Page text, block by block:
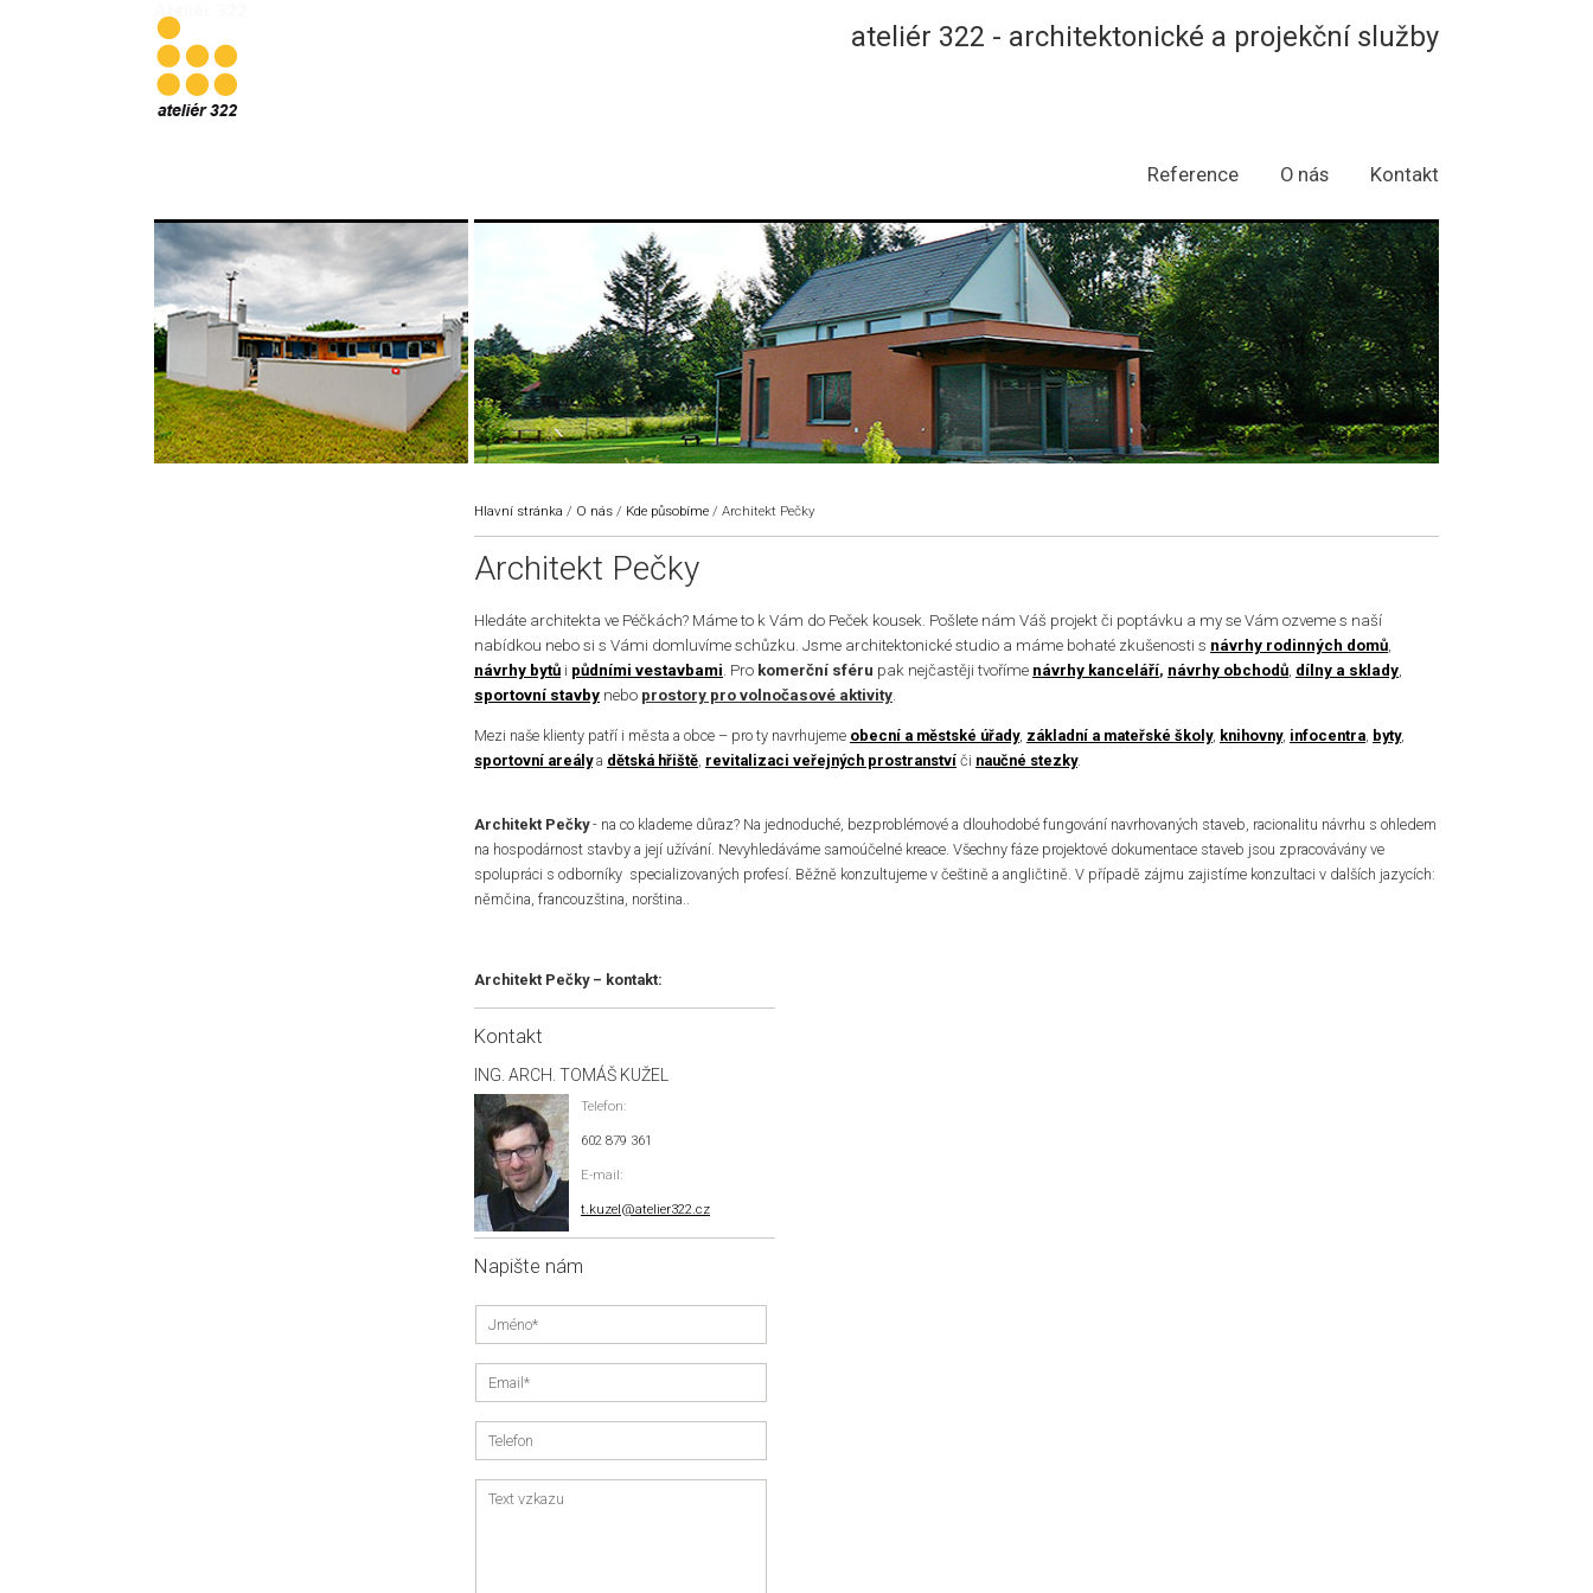
ateliér 322 - architektonické a projekční služby
Reference O nás Kontakt
Hlavní stránka / O nás / Kde působíme / Architekt Pečky
Architekt Pečky
Hledáte architekta ve Péčkách? Máme to k Vám do Peček kousek. Pošlete nám Váš projekt či poptávku a my se Vám ozveme s naší
nabídkou nebo si s Vámi domluvíme schůzku. Jsme architektonické studio a máme bohaté zkušenosti s návrhy rodinných domů
návrhy bytů i půdními vestavbami . Pro komerční sféru pak nejčastěji tvoříme návrhy kanceláří, návrhy obchodů dílny a sklady
sportovní stavby nebo prostory pro volnočasové aktivity
Mezi naše klienty patří i města a obce – pro ty navrhujeme obecní a městské úřady, základní a mateřské školy, knihovny, infocentra byty,
sportovní areálya dětská hřiště revitalizaci veřejných prostranství či naučné stezky.
Architekt Pečky- na co klademe důraz? Na jednoduché, bezproblémové a dlouhodobé fungování navrhovaných staveb, racionalitu návrhu s ohledem
na hospodárnost stavby a její užívání. Nevyhledáváme samoúčelné kreace. Všechny fáze projektové dokumentace staveb jsou zpracovávány ve
spolupráci s odborníky specializovaných profesí. Běžně konzultujeme v češtině a angličtině. V případě zájmu zajistíme konzultaci v dalších jazycích:
němčina, francouzština, norština..
Architekt Pečky – kontakt:
Kontakt
ING. ARCH. TOMÁŠ KUŽEL
Telefon:
602 879 361
E-mail:
t.kuzel@atelier322.cz
Napište nám